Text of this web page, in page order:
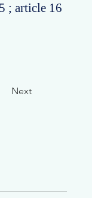
; article 16
Next